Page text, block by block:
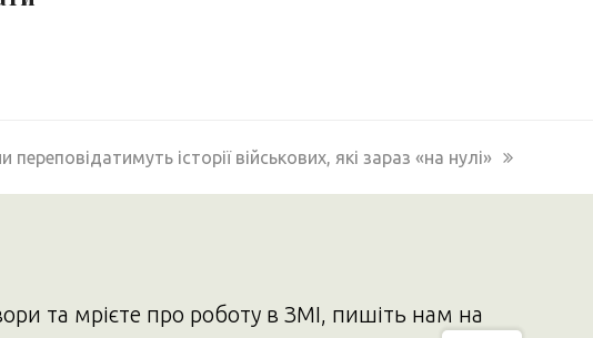
переповідатимуть історії військових, які зараз «на нулі»
та мрієте про роботу в ЗМІ, пишіть нам на